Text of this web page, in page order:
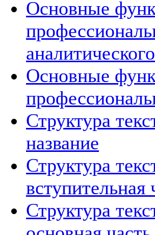
Основные
Основные
Структура
название
Структура
вступительная
Структура